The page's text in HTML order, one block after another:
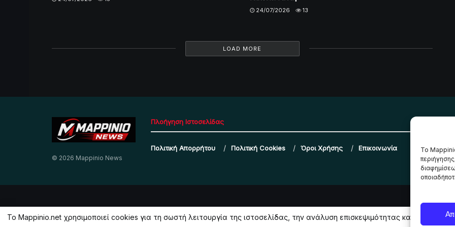
Το
24/07/2026 13
LOAD MORE
© 2026 Mappinio News
Πλοήγηση Ιστοσελίδας
Πολιτική Απορρήτου Πολιτική Cookies Όροι Χρήσης Επικοινωνία
Το Mappinio.net χρησιμοποιεί cookies για τη σωστή λειτουργία της ιστοσελίδας, την ανάλυση επισκεψιμότητας και την